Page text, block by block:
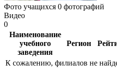
Фото учащихся 0 фотографий
Видео
0
Наименование
учебного
заведения
Регион
К сожалению, филиалов не